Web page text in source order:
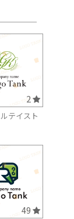
2
テイスト
49